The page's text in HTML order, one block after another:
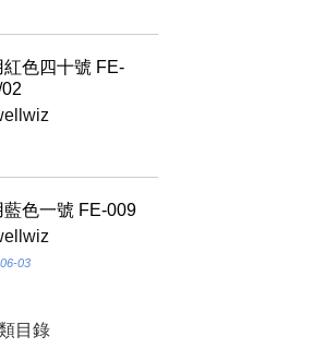
紅色四十號 FE-
藍色一號 FE-009
03
目錄